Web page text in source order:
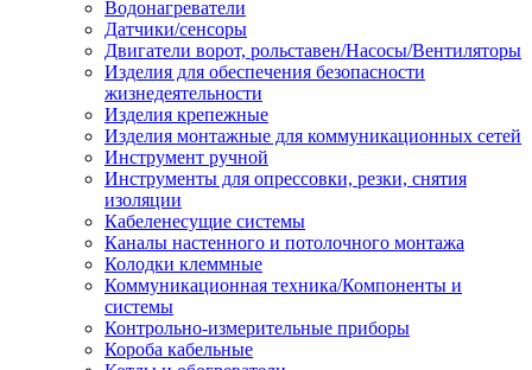
Водонагреватели
Датчики/сенсоры
Двигатели ворот, рольставен/Насосы/Вентиляторы
Изделия для обеспечения безопасности
жизнедеятельности
Изделия крепежные
Изделия монтажные для коммуникационных сетей
Инструмент ручной
Инструменты для опрессовки, резки, снятия
изоляции
Кабеленесущие системы
Каналы настенного и потолочного монтажа
Колодки клеммные
Коммуникационная техника/Компоненты и
системы
Контрольно-измерительные приборы
Короба кабельные